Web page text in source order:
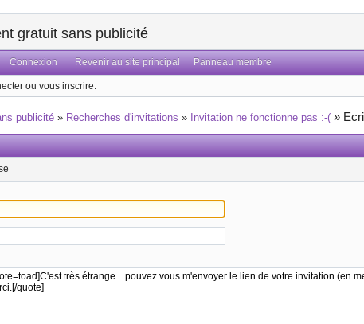
gratuit sans publicité
Connexion Revenir au site principal Panneau membre
ou vous inscrire.
publicité » Recherches d'invitations » Invitation ne fonctionne pas :-( »